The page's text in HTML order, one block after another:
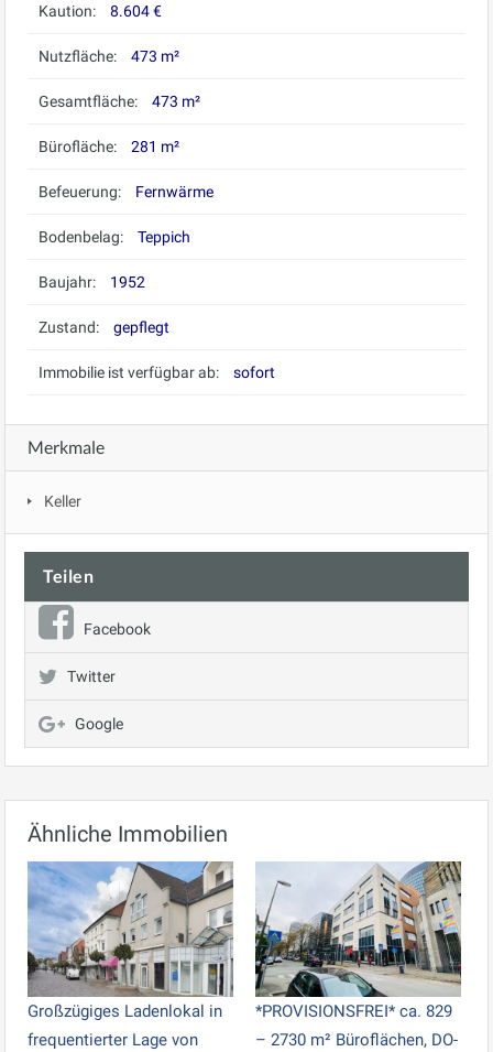
Kaution: 8.604 €
Nutzfläche: 473 m²
Gesamtfläche: 473 m²
Bürofläche: 281 m²
Befeuerung: Fernwärme
Bodenbelag: Teppich
Baujahr: 1952
Zustand: gepflegt
Immobilie ist verfügbar ab: sofort
Merkmale
Keller
Teilen
Facebook
Twitter
Google
Ähnliche Immobilien
Großzügiges Ladenlokal in
frequentierter Lage von
*PROVISIONSFREI* ca. 829
– 2730 m² Büroflächen, DO-